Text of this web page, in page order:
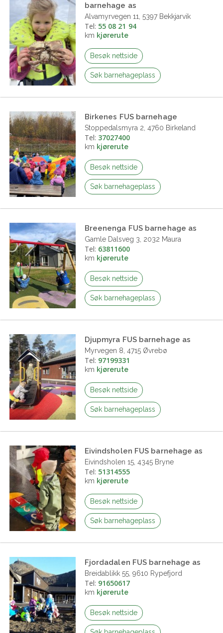
barnehage as
Alvamyrvegen 11, 5397 Bekkjarvik
Tel: 55 08 21 94
km kjørerute
Besøk nettside
Søk barnehageplass
Birkenes FUS barnehage
Stoppedalsmyra 2, 4760 Birkeland
Tel: 37027400
km kjørerute
Besøk nettside
Søk barnehageplass
Breenenga FUS barnehage as
Gamle Dalsveg 3, 2032 Maura
Tel: 63811600
km kjørerute
Besøk nettside
Søk barnehageplass
Djupmyra FUS barnehage as
Myrvegen 8, 4715 Øvrebø
Tel: 97199331
km kjørerute
Besøk nettside
Søk barnehageplass
Eivindsholen FUS barnehage as
Eivindsholen 15, 4345 Bryne
Tel: 51314555
km kjørerute
Besøk nettside
Søk barnehageplass
Fjordadalen FUS barnehage as
Breidablikk 55, 9610 Rypefjord
Tel: 91650617
km kjørerute
Besøk nettside